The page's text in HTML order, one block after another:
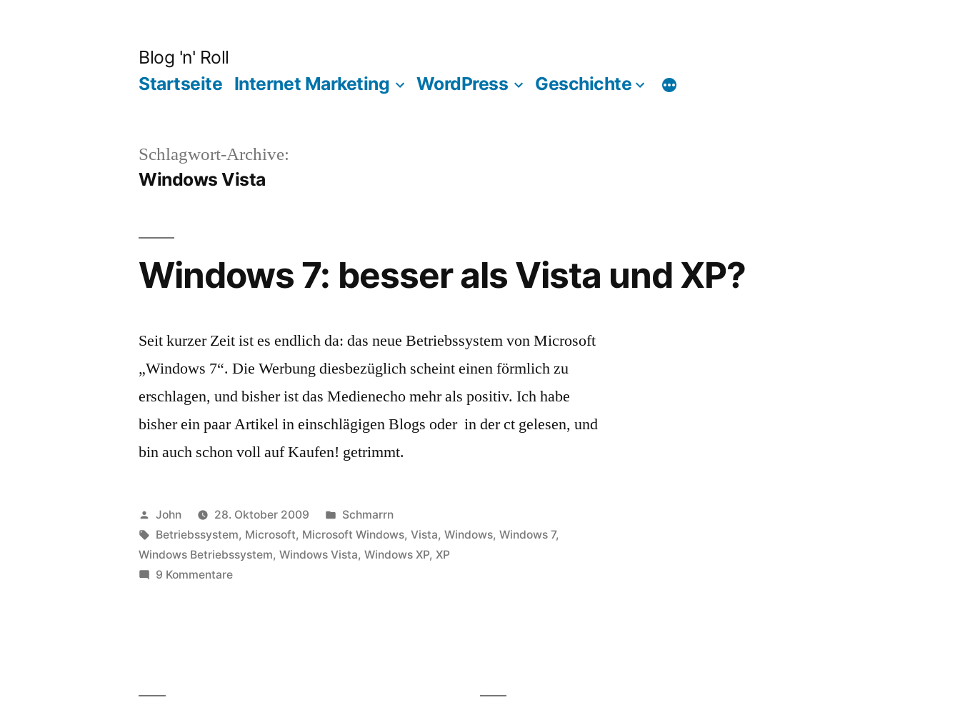
Blog 'n' Roll
Startseite Internet Marketing WordPress Geschichte
Schlagwort-Archive:
Windows Vista
Windows 7: besser als Vista und XP?
Seit kurzer Zeit ist es endlich da: das neue Betriebssystem von Microsoft
„Windows 7“. Die Werbung diesbezüglich scheint einen förmlich zu
erschlagen, und bisher ist das Medienecho mehr als positiv. Ich habe
bisher ein paar Artikel in einschlägigen Blogs oder in der ct gelesen, und
bin auch schon voll auf Kaufen! getrimmt.
Veröffentlicht
von
John 28. Oktober 2009
Veröffentlicht
in
Schmarrn
Schlagwörter:
Betriebssystem, Microsoft, Microsoft Windows,Vista,Windows,Windows 7,
Windows Betriebssystem,Windows Vista,Windows XP, XP
9 Kommentarezu